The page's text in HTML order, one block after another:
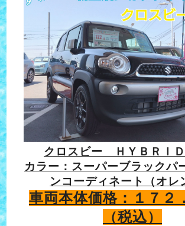
クロスビー ＨＹＢＲＩ
カラー：スーパーブラックパ
ンコーディネート（オレ
車両本体価格：１７２
（税込）